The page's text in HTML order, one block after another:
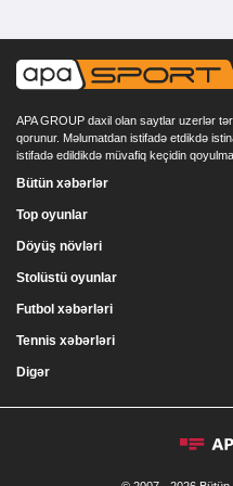
APA GROUP daxil olan saytlar uzerlər
qorunur. Məlumatdan istifadə etdikdə
istifadə edildikdə müvafiq keçidin
Bütün xəbərlər
Top oyunlar
Döyüş növləri
Stolüstü oyunlar
Futbol xəbərləri
Tennis xəbərləri
Digər